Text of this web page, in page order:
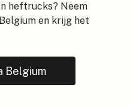
heftrucks? Neem
en krijg het
Belgium